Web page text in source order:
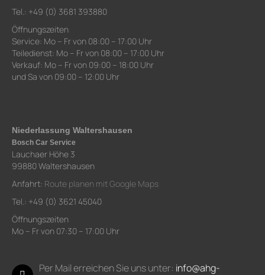
Tel.: +49 (0) 3681 393880
Öffnungszeiten
Service: Mo – Fr von 08:00 – 17:00 Uhr
Teiledienst: Mo – Fr von 08:00 – 17:00 Uhr
Verkauf: Mo – Fr von 09:00 – 18:00 Uhr
und Sa von 09:00 – 12:00 Uhr
Niederlassung Waltershausen
Bosch Car Service
Lauchaer Höhe 3
99880 Waltershausen
Anfahrt: Route planen mit Google Maps
Tel.: +49 (0) 3621 45040
Öffnungszeiten
Mo – Fr von 07:30 – 17:00 Uhr
Per Mail erreichen Sie uns unter: info@ahg-